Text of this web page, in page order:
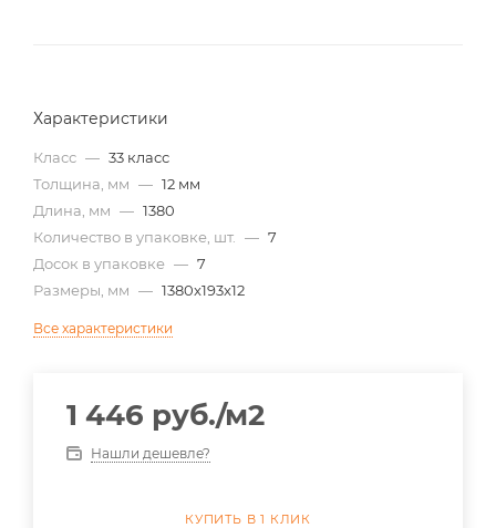
Характеристики
Класс — 33 класс
Толщина, мм — 12 мм
Длина, мм — 1380
Количество в упаковке, шт.
— 7
Досок в упаковке — 7
Размеры, мм — 1380x193x12
Все характеристики
1 446 руб./м2
Нашли дешевле?
КУПИТЬ В 1 КЛИК